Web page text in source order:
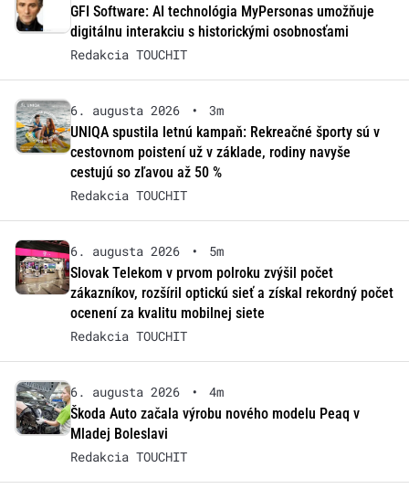
GFI Software: AI technológia MyPersonas umožňuje
digitálnu interakciu s historickými osobnosťami
Redakcia TOUCHIT
6. augusta 2026 •
3m
UNIQA spustila letnú kampaň: Rekreačné športy sú v
cestovnom poistení už v základe, rodiny navyše
cestujú so zľavou až 50 %
Redakcia TOUCHIT
6. augusta 2026 •
5m
Slovak Telekom v prvom polroku zvýšil počet
zákazníkov, rozšíril optickú sieť a získal rekordný počet
ocenení za kvalitu mobilnej siete
Redakcia TOUCHIT
6. augusta 2026 •
4m
Škoda Auto začala výrobu nového modelu Peaq v
Mladej Boleslavi
Redakcia TOUCHIT